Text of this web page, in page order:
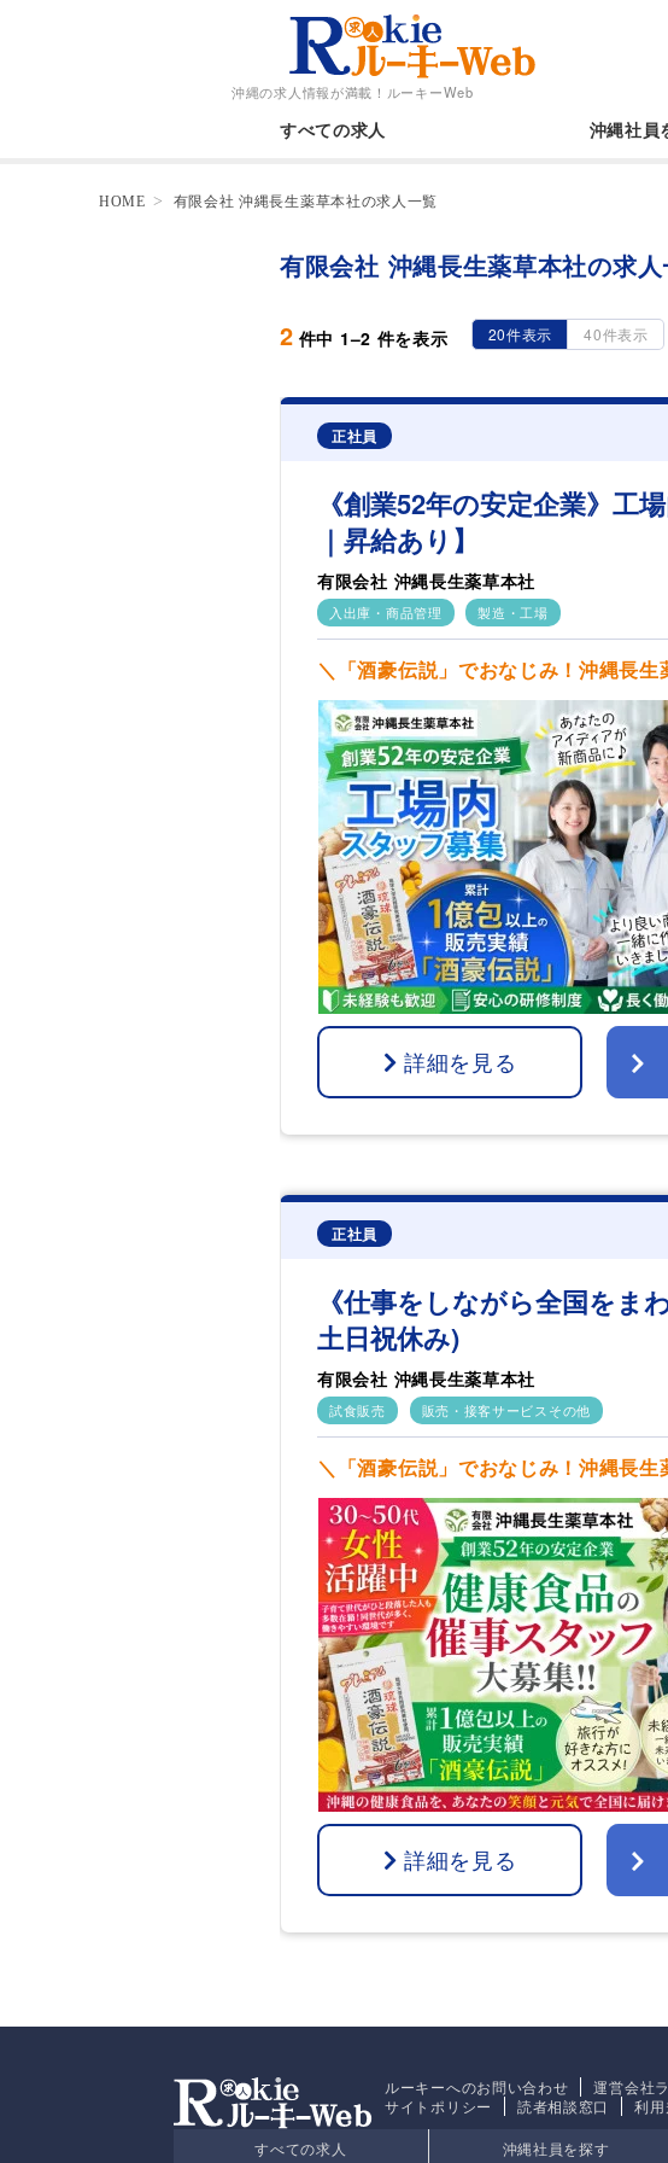
沖縄の求人情報が満載！ ルーキーWeb
すべての求人 沖縄社員
HOME 有限会社 沖縄長生薬草本社の求人一覧
有限会社 沖縄長生薬草本社の求
2 件中 1–2 件を表示 20件表示 40件表示
正社員
《創業52年の安定企業》工
｜昇給あり】
有限会社 沖縄長生薬草本社
入出庫・商品管理 製造・工場
＼「酒豪伝説」でおなじみ！沖縄長
詳細を見る
正社員
《仕事をしながら全国をま
土日祝休み)
有限会社 沖縄長生薬草本社
試食販売 販売・接客サービスその他
＼「酒豪伝説」でおなじみ！沖縄長
詳細を見る
ルーキーへのお問い合わせ 運営会社
サイトポリシー
読者相談窓口 利
すべての求人 沖縄社員を探す